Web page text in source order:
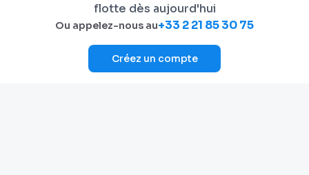
flotte dès aujourd'hui
Ou appelez-nous au+33 2 21 85 30 75
Créez un compte